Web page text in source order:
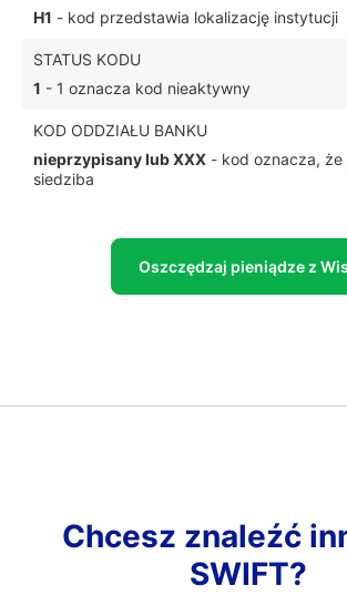
H1 - kod przedstawia lokalizację instytucji
STATUS KODU
1 - 1 oznacza kod nieaktywny
KOD ODDZIAŁU BANKU
nieprzypisany lub XXX - kod oznacza, że
siedziba
Oszczędzaj pieniądze z
Chcesz znaleźć
SWIFT?